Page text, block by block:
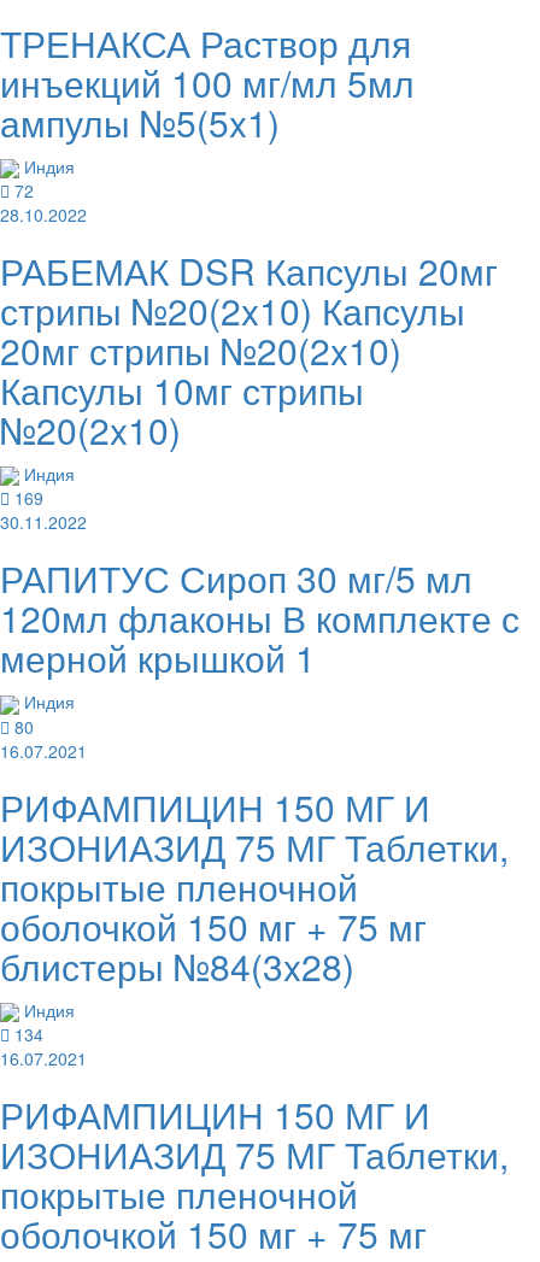
ТРЕНАКСА Раствор для
инъекций 100 мг/мл 5мл
ампулы №5(5x1)
Индия
72
28.10.2022
РАБЕМАК DSR Капсулы 20мг
стрипы №20(2x10) Капсулы
20мг стрипы №20(2x10)
Капсулы 10мг стрипы
№20(2x10)
Индия
169
30.11.2022
РАПИТУС Сироп 30 мг/5 мл
120мл флаконы В комплекте с
мерной крышкой 1
Индия
80
16.07.2021
РИФАМПИЦИН 150 МГ И
ИЗОНИАЗИД 75 МГ Таблетки,
покрытые пленочной
оболочкой 150 мг + 75 мг
блистеры №84(3x28)
Индия
134
16.07.2021
РИФАМПИЦИН 150 МГ И
ИЗОНИАЗИД 75 МГ Таблетки,
покрытые пленочной
оболочкой 150 мг + 75 мг